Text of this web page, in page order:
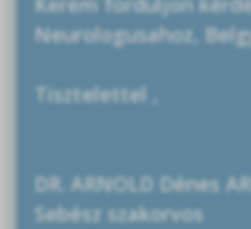
Neurologusahoz,
Tisztelettel ,
DR. ARNOLD Dénes
Sebész szakorvos